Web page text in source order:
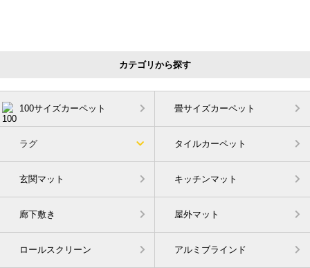
カテゴリから探す
100サイズカーペット 畳サイズカーペット
ラグ タイルカーペット
玄関マット キッチンマット
廊下敷き 屋外マット
ロールスクリーン アルミブラインド